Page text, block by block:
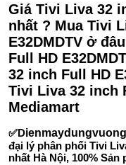
Giá Tivi Liva 32
nhất ? Mua Tivi
E32DMDTV ở
Full HD
32 inch Full HD
Tivi Liva 32 inch
Mediamart
✅D
đại lý phân phối Tivi
nhất Hà Nội, 100% Sản